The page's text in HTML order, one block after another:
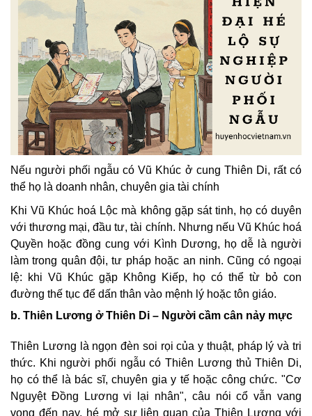
Nếu người phối ngẫu có Vũ Khúc ở cung Thiên Di, rất có
thể họ là doanh nhân, chuyên gia tài chính
Khi Vũ Khúc hoá Lộc mà không gặp sát tinh, họ có duyên
với thương mại, đầu tư, tài chính. Nhưng nếu Vũ Khúc hoá
Quyền hoặc đồng cung với Kình Dương, họ dễ là người
làm trong quân đội, tư pháp hoặc an ninh. Cũng có ngoại
lệ: khi Vũ Khúc gặp Không Kiếp, họ có thể từ bỏ con
đường thế tục để dấn thân vào mệnh lý hoặc tôn giáo.
b. Thiên Lương ở Thiên Di – Người cầm cân nảy mực
Thiên Lương là ngọn đèn soi rọi của y thuật, pháp lý và tri
thức. Khi người phối ngẫu có Thiên Lương thủ Thiên Di,
họ có thể là bác sĩ, chuyên gia y tế hoặc công chức. "Cơ
Nguyệt Đồng Lương vi lại nhân", câu nói cổ vẫn vang
vọng đến nay, hé mở sự liên quan của Thiên Lương với